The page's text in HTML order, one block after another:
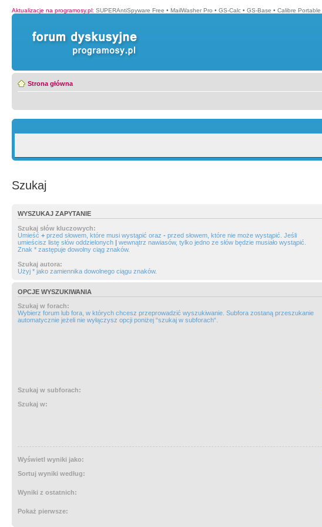
Aktualizacje na programosy.pl: SUPERAntiSpyware Free • MailWasher Pro • GS-Calc • GS-Base • Calibre Portable
Strona główna
Szukaj
WYSZUKAJ ZAPYTANIE
Szukaj słów kluczowych:
Umieść + przed słowem, które musi wystąpić oraz - przed słowem, które nie może wystąpić. Jeśli
umieścisz listę słów oddzielonych | wewnątrz nawiasów, tylko jedno ze słów będzie musiało wystąpić.
Znak * zastępuje dowolny ciąg znaków.
Szukaj autora:
Użyj * jako zamiennika dowolnego ciągu znaków.
OPCJE WYSZUKIWANIA
Szukaj w forach:
Wybierz forum lub fora, w których chcesz przeprowadzić wyszukiwanie. Subfora zostaną przeszukanie
automatycznie jeżeli nie wyłączysz opcji poniżej “szukaj w subforach“.
Szukaj w subforach:
Szukaj w:
Wyświetl wyniki jako:
Sortuj wyniki według:
Wyniki z ostatnich:
Pokaż pierwsze: